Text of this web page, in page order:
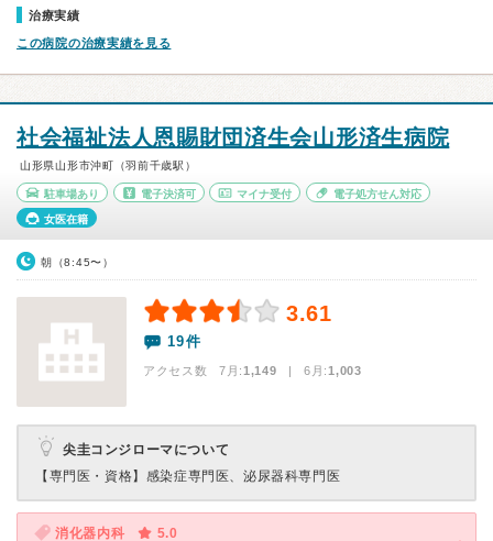
治療実績
この病院の治療実績を見る
社会福祉法人恩賜財団済生会山形済生病院
山形県山形市沖町（羽前千歳駅）
駐車場あり 電子決済可 マイナ受付 電子処方せん対応
女医在籍
朝（8:45〜）
3.61
19件
アクセス数 7月:1,149 | 6月:1,003
尖圭コンジローマについて
【専門医・資格】 感染症専門医、泌尿器科専門医
消化器内科
5.0